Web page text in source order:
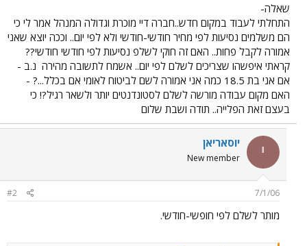
שאלה-
התחלתי לעבוד במקום חדש..חברה דיי מוכרת וגדולה המנהל אמר לי כי
הם משלמים נסיעות לפי מחיר חודשי-חודשי ולא לפי יום.. וככה יוצא שאני
אמורה לקבל פחות.. האם זה חוקי לשלפ נסיעות לפי חודשי חודשי??
קראתי איפשהו שצריכים לשלם לפי יום.. אשמח לתשובה מהירה נ.ב -
אם אני בת 18.5 כמה אני אמורה לשם לביטוח לאומי אם בכלל...? -
האם מקום עבודה מורשה לשלם לסטונדנטים יותר ולשאר רגיל?! כי
בעצם זאת הפלייה.. תודה ושבת שלום
י יוסאריאן
New member
7/1/06
#2
מותר לשלם לפי חופשי-חודשי.